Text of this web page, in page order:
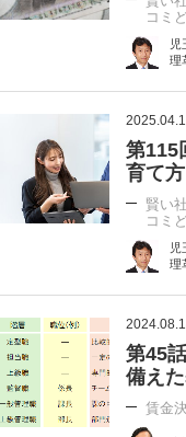
コミ
児
理
2025.04.1
第115
育て方
賢い
コミ
児
理
第45
備え
賃金